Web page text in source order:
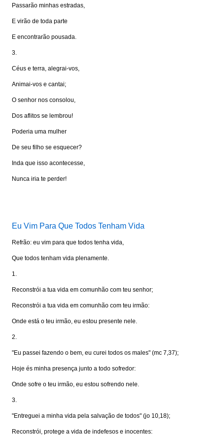
Passarão minhas estradas,
E virão de toda parte
E encontrarão pousada.
3.
Céus e terra, alegrai-vos,
Animai-vos e cantai;
O senhor nos consolou,
Dos aflitos se lembrou!
Poderia uma mulher
De seu filho se esquecer?
Inda que isso acontecesse,
Nunca iria te perder!
Eu Vim Para Que Todos Tenham Vida
Refrão: eu vim para que todos tenha vida,
Que todos tenham vida plenamente.
1.
Reconstrói a tua vida em comunhão com teu senhor;
Reconstrói a tua vida em comunhão com teu irmão:
Onde está o teu irmão, eu estou presente nele.
2.
"Eu passei fazendo o bem, eu curei todos os males" (mc 7,37);
Hoje és minha presença junto a todo sofredor:
Onde sofre o teu irmão, eu estou sofrendo nele.
3.
"Entreguei a minha vida pela salvação de todos" (jo 10,18);
Reconstrói, protege a vida de indefesos e inocentes: